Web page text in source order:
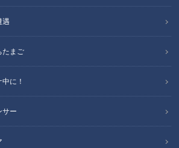
遇
たまご
に！
サー
かいます
の野田クリスタルと村上の二人が東海地
、今どきの“リアルな学校生活”を紹介す
ます』。
にある『南山国際高校』です。